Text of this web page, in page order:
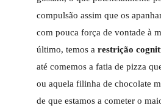
compulsão assim que os
com pouca força de vontade à
último, temos a restrição
até comemos a fatia de pizza
ou aquela filinha de chocolate
de que estamos a cometer o